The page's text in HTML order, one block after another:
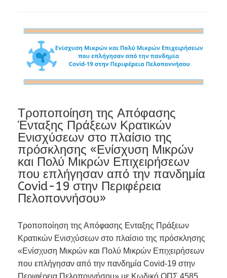
Τροποποίηση της Απόφασης
Ένταξης Πράξεων Κρατικών
Ενισχύσεων στο πλαίσιο της
πρόσκλησης «Ενίσχυση Μικρών
και Πολύ Μικρών Επιχειρήσεων
που επλήγησαν από την πανδημία
Covid-19 στην Περιφέρεια
Πελοποννήσου»
Τροποποίηση της Απόφασης Ενταξης Πράξεων
Κρατικών Ενισχύσεων στο πλαίσιο της πρόσκλησης
«Ενίσχυση Μικρών και Πολύ Μικρών Επιχειρήσεων
που επλήγησαν από την πανδημία Covid-19 στην